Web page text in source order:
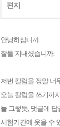
편지
안녕하십니까.
잘들 지내셨습니까.
저번 칼럼을 정말 너
오늘 칼럼을 쓰기까
늘 그렇듯, 댓글에
시험기간에 웃을 수